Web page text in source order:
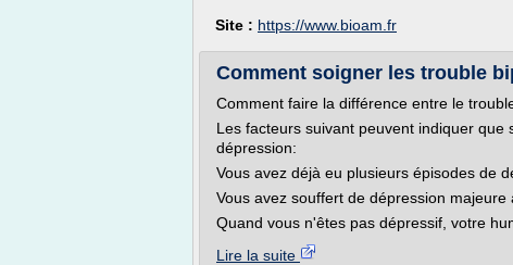
Site : https://www.bioam.fr
Comment soigner les trouble
Comment faire la différence entre le
Les facteurs suivant peuvent indiquer
dépression:
Vous avez déjà eu plusieurs épisodes de
Vous avez souffert de dépression
Quand vous n'êtes pas dépressif, votre
Lire la suite